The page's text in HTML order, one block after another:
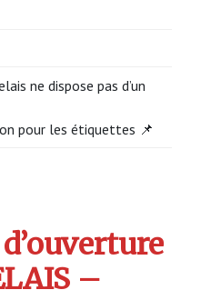
ne dispose pas d’un
pour les étiquettes 📌
–